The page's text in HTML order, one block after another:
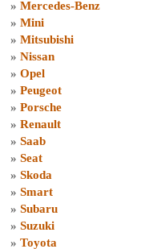
» Mercedes-Benz
» Mini
» Mitsubishi
» Nissan
» Opel
» Peugeot
» Porsche
» Renault
» Saab
» Seat
» Skoda
» Smart
» Subaru
» Suzuki
» Toyota